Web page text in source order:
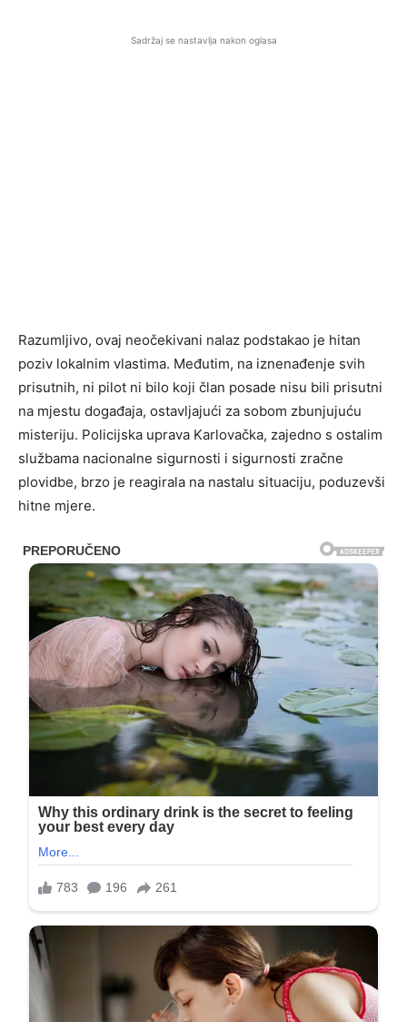
Sadržaj se nastavlja nakon oglasa
Razumljivo, ovaj neočekivani nalaz podstakao je hitan
poziv lokalnim vlastima. Međutim, na iznenađenje svih
prisutnih, ni pilot ni bilo koji član posade nisu bili prisutni
na mjestu događaja, ostavljajući za sobom zbunjujuću
misteriju. Policijska uprava Karlovačka, zajedno s ostalim
službama nacionalne sigurnosti i sigurnosti zračne
plovidbe, brzo je reagirala na nastalu situaciju, poduzevši
hitne mjere.